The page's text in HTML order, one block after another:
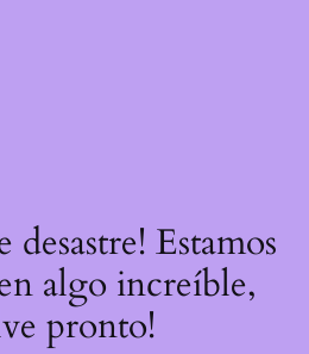
desastre! Estamos
algo increíble,
pronto!